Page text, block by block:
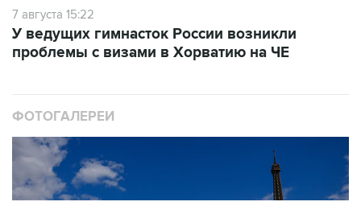
7 августа 15:22
У ведущих гимнасток России возникли
проблемы с визами в Хорватию на ЧЕ
ФОТОГАЛЕРЕИ